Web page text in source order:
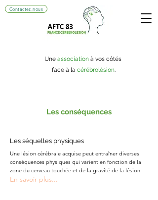
Une associationà vos côtés
face à la cérébrolésion.
Contactez-nous
Les conséquences
Les séquelles physiques
Une lésion cérébrale acquise peut entraîner diverses
conséquences physiques qui varient en fonction de la
zone du cerveau touchée et de la gravité de la lésion.
En savoir plus...